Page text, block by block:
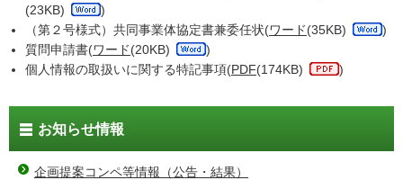
(23KB)
)
（第２号様式）共同事業体協定書兼委任状(ワード(35KB)
)
質問申請書(ワード(20KB)
)
個人情報の取扱いに関する特記事項(PDF(174KB) )
お知らせ情報
企画提案コンペ等情報（公告・結果）